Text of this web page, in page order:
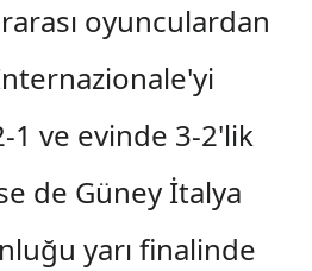
oyunculardan
1 ve evinde 3-2'lik
de Güney İtalya
yarı finalinde